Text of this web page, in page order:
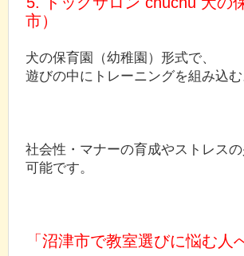
市）
犬の保育園（幼稚園）形式で、
遊びの中にトレーニングを組み込む
社会性・マナーの育成やストレス
可能です。
「沼津市で教室選びに悩む人